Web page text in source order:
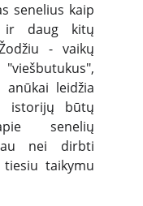
senelius kaip
ir daug kitų
- vaikų
leidžia
istorijų būtų
senelių
jau nei dirbti
taikymu